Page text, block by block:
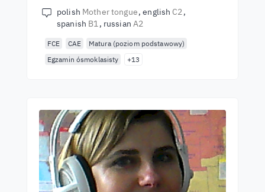
polish Mother tongue english C2
spanish B1 russian A2
FCE CAE
Matura (poziom podstawowy)
Egzamin ósmoklasisty
+13